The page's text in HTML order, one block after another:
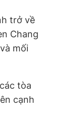
trở về
Chang
mối
tòa
cạnh